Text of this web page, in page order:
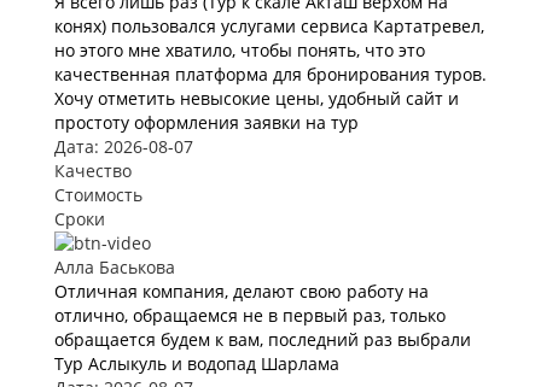
конях) пользовался услугами сервиса Картатревел,
но этого мне хватило, чтобы понять, что это
качественная платформа для бронирования туров.
Хочу отметить невысокие цены, удобный сайт и
простоту оформления заявки на тур
Дата: 2026-08-07
Качество
Стоимость
Сроки
Алла Баськова
Отличная компания, делают свою работу на
отлично, обращаемся не в первый раз, только
обращается будем к вам, последний раз выбрали
Тур Аслыкуль и водопад Шарлама